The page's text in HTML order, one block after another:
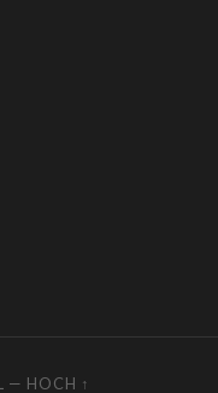
— HOCH ↑